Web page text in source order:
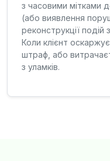
з часовими мітками
(або виявлення
реконструкції подій
Коли клієнт
штраф, або
з уламків.